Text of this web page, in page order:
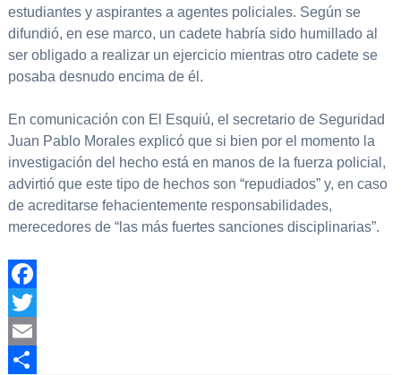
estudiantes y aspirantes a agentes policiales. Según se
difundió, en ese marco, un cadete habría sido humillado al
ser obligado a realizar un ejercicio mientras otro cadete se
posaba desnudo encima de él.
En comunicación con El Esquiú, el secretario de Seguridad
Juan Pablo Morales explicó que si bien por el momento la
investigación del hecho está en manos de la fuerza policial,
advirtió que este tipo de hechos son “repudiados” y, en caso
de acreditarse fehacientemente responsabilidades,
merecedores de “las más fuertes sanciones disciplinarias”.
Facebook
Twitter
Email